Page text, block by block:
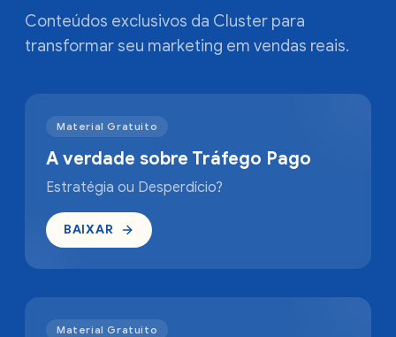
Conteúdos exclusivos da Cluster para
transformar seu marketing em vendas reais.
Material Gratuito
A verdade sobre Tráfego Pago
Estratégia ou Desperdício?
BAIXAR
Material Gratuito